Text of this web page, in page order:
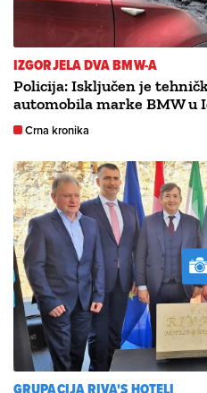
IZGORJELA DVA BMW-A
Policija: Isključen je
automobila marke BMW u
Crna kronika
GRUPACIJA RIVA'S HOTELI